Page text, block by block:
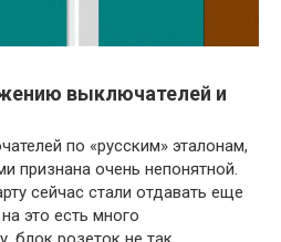
выключателей и
по «русским» эталонам,
признана очень непонятной.
сейчас стали отдавать еще
это есть много